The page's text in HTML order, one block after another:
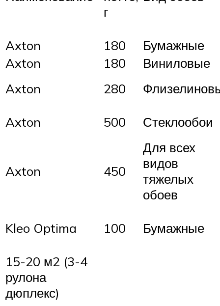
г
Axton 180
Бумажные
Axton
180
Виниловые
Axton
280
Axton 500 Стеклообои
Axton 450
Для всех
видов
тяжелых
обоев
Kleo Optima 100 Бумажные
15-20 м2 (3-4
рулона
дюплекс)